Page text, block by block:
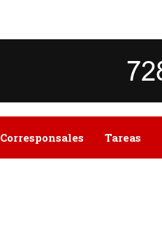
Corresponsales Tareas